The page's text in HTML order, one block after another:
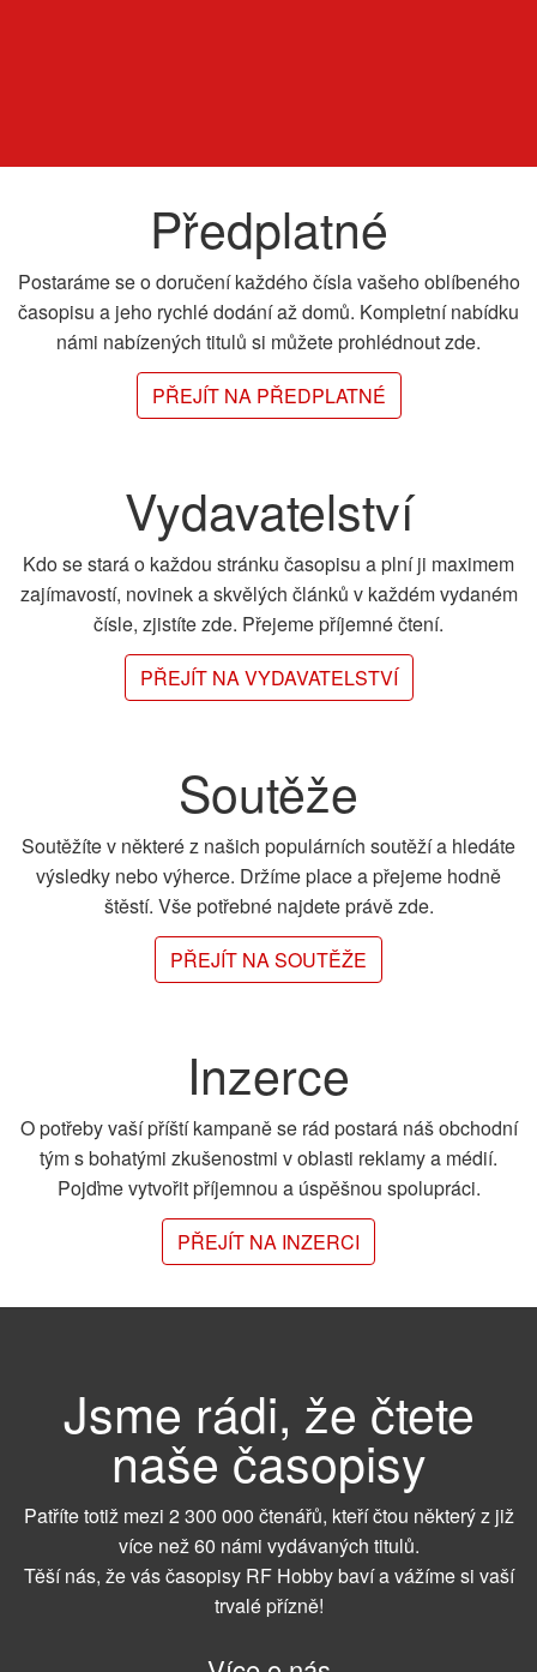
Předplatné
Postaráme se o doručení každého čísla vašeho oblíbeného
časopisu a jeho rychlé dodání až domů. Kompletní nabídku
námi nabízených titulů si můžete prohlédnout zde.
PŘEJÍT NA PŘEDPLATNÉ
Vydavatelství
Kdo se stará o každou stránku časopisu a plní ji maximem
zajímavostí, novinek a skvělých článků v každém vydaném
čísle, zjistíte zde. Přejeme příjemné čtení.
PŘEJÍT NA VYDAVATELSTVÍ
Soutěže
Soutěžíte v některé z našich populárních soutěží a hledáte
výsledky nebo výherce. Držíme place a přejeme hodně
štěstí. Vše potřebné najdete právě zde.
PŘEJÍT NA SOUTĚŽE
Inzerce
O potřeby vaší příští kampaně se rád postará náš obchodní
tým s bohatými zkušenostmi v oblasti reklamy a médií.
Pojďme vytvořit příjemnou a úspěšnou spolupráci.
PŘEJÍT NA INZERCI
Jsme rádi, že čtete
naše časopisy
Patříte totiž mezi 2 300 000 čtenářů, kteří čtou některý z již
více než 60 námi vydávaných titulů.
Těší nás, že vás časopisy RF Hobby baví a vážíme si vaší
trvalé přízně!